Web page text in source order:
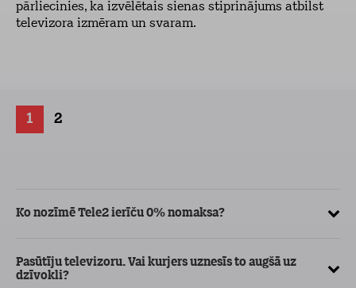
pārliecinies, ka izvēlētais sienas stiprinājums atbilst
televizora izmēram un svaram.
1 2
Ko nozīmē Tele2 ierīču 0% nomaksa?
Pasūtīju televizoru. Vai kurjers uznesīs to augšā uz
dzīvokli?